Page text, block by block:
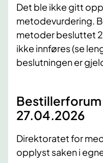
Det ble ikke gitt
metodevurdering.
metoder besluttet
ikke innføres (se
beslutningen er
27.04.2026
Direktoratet for
opplyst saken i